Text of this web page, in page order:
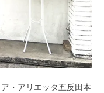
・アリエッタ五反田本